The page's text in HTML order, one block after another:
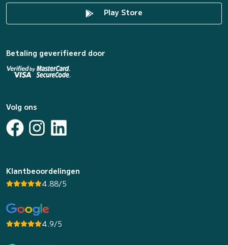
Play Store
Betaling geverifieerd door
Volg ons
Klantbeoordelingen
4.88/5
4.9/5